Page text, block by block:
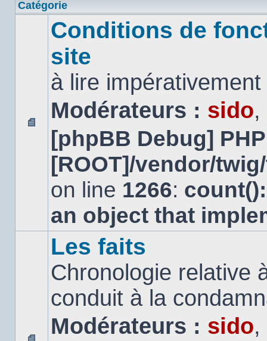
Catégorie
Aucun
message
non
Conditions de
site
à lire impérativement
Modérateurs : sido,
[phpBB Debug]
[ROOT]/vendor/
on line 1266:
an object that
Les faits
Chronologie relative
conduit à la
Modérateurs : sido,